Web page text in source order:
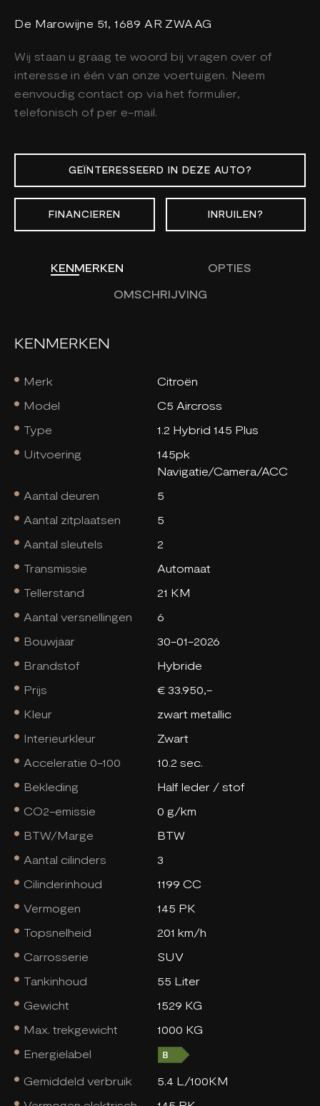
De Marowijne 51, 1689 AR ZWAAG
Wij staan u graag te woord bij vragen over of
interesse in één van onze voertuigen. Neem
eenvoudig contact op via het formulier,
telefonisch of per e-mail.
GEÏNTERESSEERD IN DEZE AUTO?
FINANCIEREN INRUILEN?
KENMERKEN OPTIES
OMSCHRIJVING
KENMERKEN
Merk
Citroën
Model
C5 Aircross
Type
1.2 Hybrid 145 Plus
Uitvoering
145pk
Navigatie/Camera/ACC
Aantal deuren
5
Aantal zitplaatsen
5
Aantal sleutels
2
Transmissie
Automaat
Tellerstand
21 KM
Aantal versnellingen
6
Bouwjaar
30-01-2026
Brandstof
Hybride
Prijs
€ 33.950,-
Kleur
zwart metallic
Interieurkleur
Zwart
Acceleratie 0-100
10.2 sec.
Bekleding
Half leder / stof
CO2-emissie
0 g/km
BTW/Marge
BTW
Aantal cilinders
3
Cilinderinhoud
1199 CC
Vermogen
145 PK
Topsnelheid
201 km/h
Carrosserie
SUV
Tankinhoud
55 Liter
Gewicht
1529 KG
Max. trekgewicht
1000 KG
Energielabel
Gemiddeld verbruik
5.4 L/100KM